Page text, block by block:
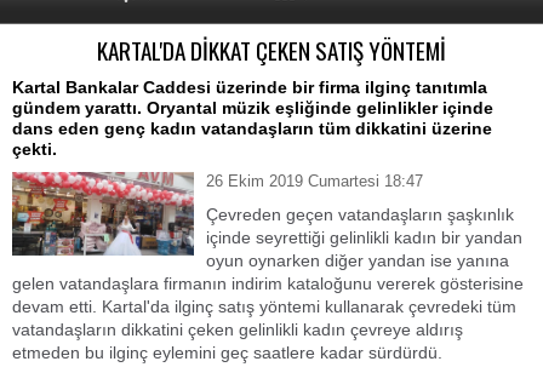
KARTAL'DA DİKKAT ÇEKEN SATIŞ YÖNTEMİ
Kartal Bankalar Caddesi üzerinde bir firma ilginç tanıtımla
gündem yarattı. Oryantal müzik eşliğinde gelinlikler içinde
dans eden genç kadın vatandaşların tüm dikkatini üzerine
çekti.
26 Ekim 2019 Cumartesi 18:47
Çevreden geçen vatandaşların şaşkınlık
içinde seyrettiği gelinlikli kadın bir yandan
oyun oynarken diğer yandan ise yanına
gelen vatandaşlara firmanın indirim kataloğunu vererek gösterisine
devam etti. Kartal'da ilginç satış yöntemi kullanarak çevredeki tüm
vatandaşların dikkatini çeken gelinlikli kadın çevreye aldırış
etmeden bu ilginç eylemini geç saatlere kadar sürdürdü.